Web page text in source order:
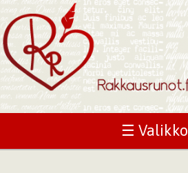
☰ Valikko